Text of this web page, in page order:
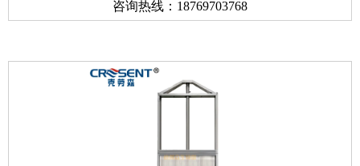
咨询热线：18769703768